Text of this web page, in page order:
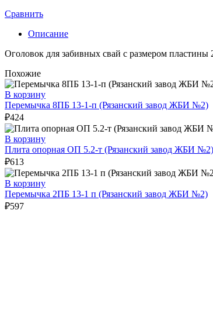
Сравнить
Описание
Оголовок для забивных свай с размером
Похожие
В корзину
Перемычка 8ПБ 13-1-п (Рязанский завод ЖБИ №2)
₽424
В корзину
Плита опорная ОП 5.2-т (Рязанский завод ЖБИ №2)
₽613
В корзину
Перемычка 2ПБ 13-1 п (Рязанский завод ЖБИ №2)
₽597